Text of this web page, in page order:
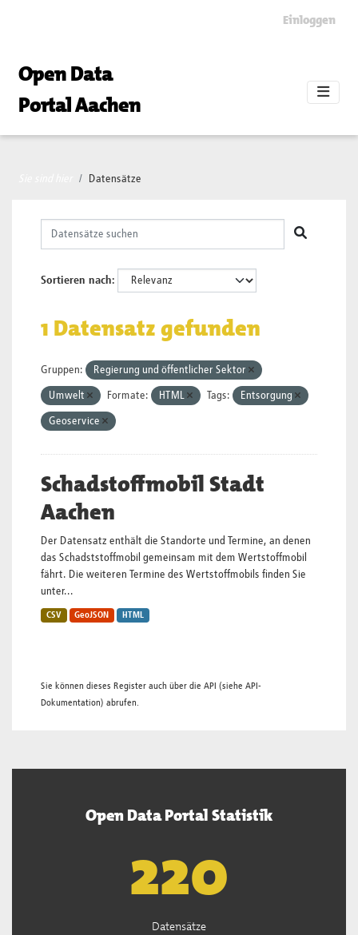
Einloggen
Open Data
Portal Aachen
Datensätze
Sortieren nach
1 Datensatz gefunden
Gruppen: Regierung und öffentlicher Sektor
Umwelt Formate: HTML Tags: Entsorgung
Geoservice
Schadstoffmobil Stadt
Aachen
Der Datensatz enthält die Standorte und Termine, an denen
das Schadststoffmobil gemeinsam mit dem Wertstoffmobil
fährt. Die weiteren Termine des Wertstoffmobils finden Sie
unter...
CSV GeoJSON HTML
Sie können dieses Register auch über die API (siehe API-
Dokumentation) abrufen.
Open Data Portal Statistik
222
Datensätze